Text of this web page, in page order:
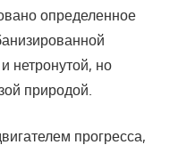
определенное
нетронутой, но
природой.
прогресса,